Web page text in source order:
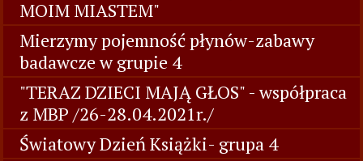
MOIM MIASTEM"
Mierzymy pojemność płynów-zabawy
badawcze w grupie 4
"TERAZ DZIECI MAJĄ GŁOS" - współpraca
z MBP /26-28.04.2021r./
Światowy Dzień Książki- grupa 4